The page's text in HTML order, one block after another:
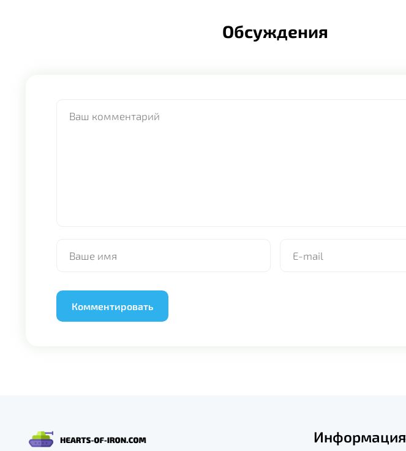
Обсуждения
Информация